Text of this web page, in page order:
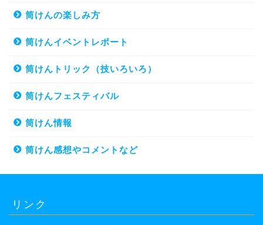
筒けんの楽しみ方
筒けんイベントレポート
筒けんトリック（技いろいろ）
筒けんフェスティバル
筒けん情報
筒けん感想やコメントなど
リンク